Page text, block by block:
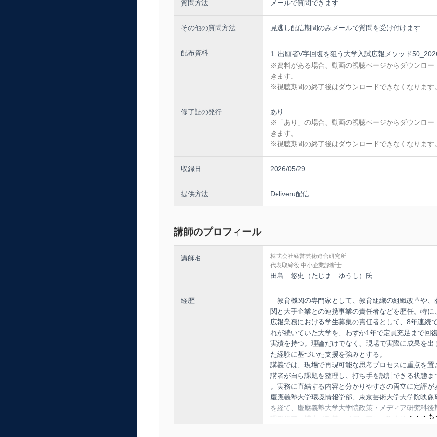
＜注意＞
・お申込時に、必ず団体所属名・本名を記載ください。
記入がない場合は、別途主催者からご連絡をさせて
きます。
・開講日の５営業日前から参加料の100％を申し受け
・参加者が少数の場合、天災の場合等においては、中
期させていただくことがございます。
・カメラ・マイクは不要です。
・テキストはおおよそ３営業日前からサイト内でPDF
ロードできるようになります。
・講座の録音・録画や資料の複製は固くお断りいたし
・質問については、別途事務局にご相談ください。
質問方法 メールで質問できます
その他の質問方法 見逃し配信期間のみメールで質問を受け付けます
配布資料
出願者V字回復を狙う大学入試広報メソッド
※資料がある場合、動画の視聴ページからダウンロー
きます。
※視聴期間の終了後はダウンロードできなくなります。
修了証の発行
あり
※「あり」の場合、動画の視聴ページからダウンロー
きます。
※視聴期間の終了後はダウンロードできなくなります。
収録日 2026/05/29
提供方法 Deliveru配信
講師のプロフィール
講師名
株式会社経営芸術総合研究所
代表取締役 中小企業診断士
田島 悠史（たじま ゆうし）氏
経歴
教育機関の専門家として、教育組織の組織改革や、
関と大手企業との連携事業の責任者などを歴任。特に
広報業務における学生募集の責任者として、8年連続
れが続いていた大学を、わずか1年で定員充足まで回
実績を持つ。理論だけでなく、現場で実際に成果を出
た経験に基づいた支援を強みとする。
講義では、現場で再現可能な思考プロセスに重点を置
講者が自ら課題を整理し、打ち手を設計できる状態ま
。実務に直結する内容と分かりやすさの両立に定評が
慶應義塾大学環境情報学部、東京芸術大学大学院映像
を経て、慶應義塾大学大学院政策・メディア研究科後
課程修了。博士（政策・メディア）。現在は、大正大